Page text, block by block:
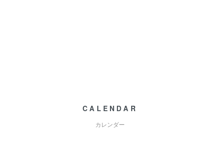
CALENDAR
カレンダー